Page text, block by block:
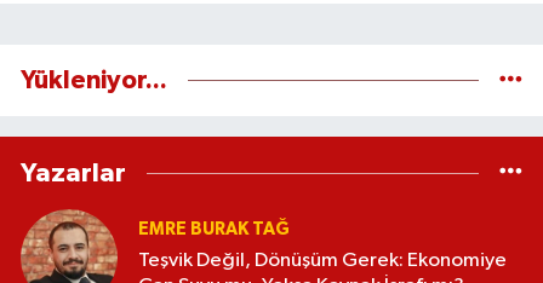
Yükleniyor...
Yazarlar
EMRE BURAK TAĞ
Teşvik Değil, Dönüşüm Gerek: Ekonomiye